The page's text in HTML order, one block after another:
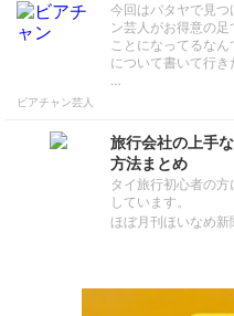
今回はパタヤで見
ン芸人がお得意の
ことになってるな
について書いて行き
…
ビアチャン芸人
旅行会社の上手
方法まとめ
タイ旅行初心者の
しています。
ほぼ月刊ほいなめ新